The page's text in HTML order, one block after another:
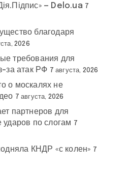
— Delo.ua 7
благодаря
2026
требования для
за атак РФ 7 августа, 2026
о москалях не
7 августа, 2026
партнеров для
ударов по слогам 7
КНДР «с колен» 7